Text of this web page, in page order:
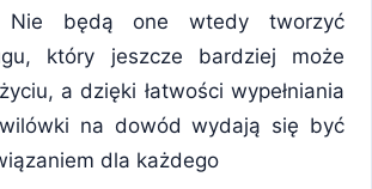
Nie będą one wtedy tworzyć
który jeszcze bardziej może
a dzięki łatwości wypełniania
na dowód wydają się być
dla każdego